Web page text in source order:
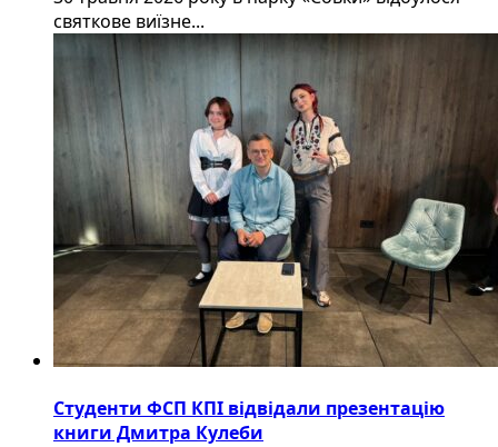
святкове виїзне...
Студенти ФСП КПІ відвідали презентацію
книги Дмитра Кулеби